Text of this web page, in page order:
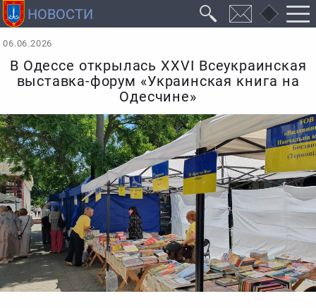
06.06.2026
В Одессе открылась XXVI Всеукраинская
выставка-форум «Украинская книга на
Одесчине»